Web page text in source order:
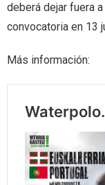
deberá dejar fuera
convocatoria en 13
Más información: